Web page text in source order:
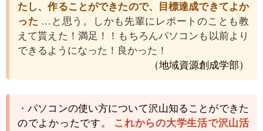
たし、作ることができたので、目標達成できてよか
った …と思う。しかも先輩にレポートのことも教
えて貰えた！満足！！もちろんパソコンも以前より
できるようになった！良かった！
（地域資源創成学部）
・パソコンの使い方について沢山知ることができた
のでよかったです。
これからの大学生活で沢山活